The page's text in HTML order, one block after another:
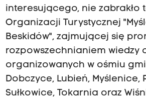
interesującego, nie zabrakło
Organizacji Turystycznej
Beskidów", zajmującej się
rozpowszechnianiem wiedzy
organizowanych w ośmiu
Dobczyce, Lubień, Myślenice,
Sułkowice, Tokarnia oraz